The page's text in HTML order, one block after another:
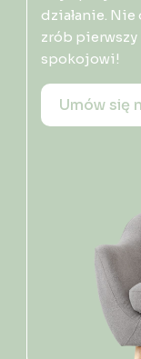
działanie.
zrób
spokojowi!
Umów się